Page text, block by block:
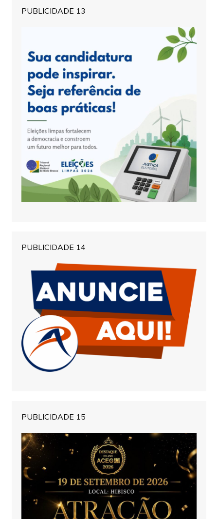
PUBLICIDADE 13
PUBLICIDADE 14
PUBLICIDADE 15